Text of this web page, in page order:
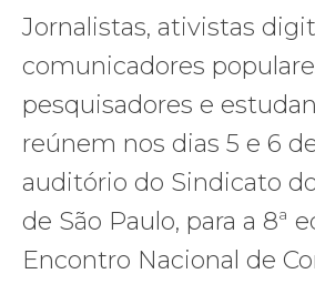
Jornalistas, ativistas
comunicadores
pesquisadores e
reúnem nos dias 5 e 6
auditório do Sindicato
de São Paulo, para a 8ª
Encontro Nacional de